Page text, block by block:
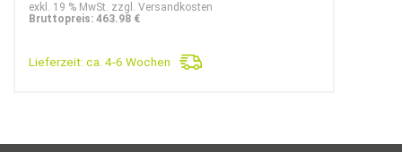
exkl. 19 % MwSt. zzgl. Versandkosten
Bruttopreis: 463.98 €
Lieferzeit: ca. 4-6 Wochen